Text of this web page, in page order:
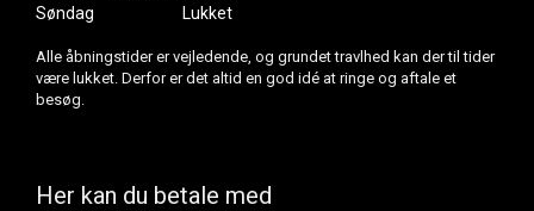
Søndag
Lukket
Alle åbningstider er vejledende, og grundet travlhed kan der til tider
være lukket. Derfor er det altid en god idé at ringe og aftale et
besøg.
Her kan du betale med